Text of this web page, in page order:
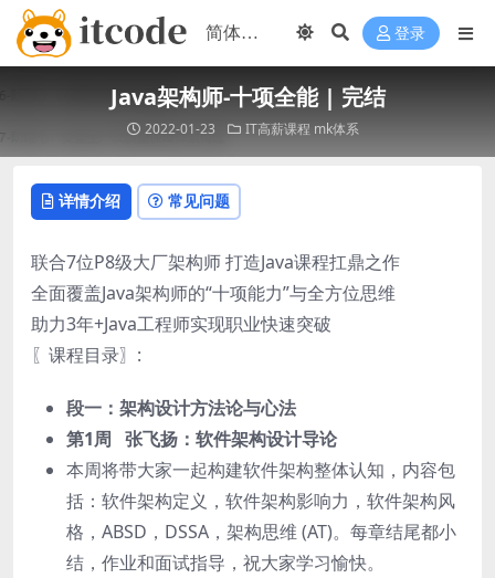
登录
Java架构师-十项全能 | 完结
2022-01-23 IT高薪课程 mk体系
详情介绍 常见问题
联合7位P8级大厂架构师 打造Java课程扛鼎之作
全面覆盖Java架构师的“十项能力”与全方位思维
助力3年+Java工程师实现职业快速突破
〖课程目录〗:
段一：架构设计方法论与心法
第1周 张飞扬：软件架构设计导论
本周将带大家一起构建软件架构整体认知，内容包
括：软件架构定义，软件架构影响力，软件架构风
格，ABSD，DSSA，架构思维 (AT)。每章结尾都小
结，作业和面试指导，祝大家学习愉快。